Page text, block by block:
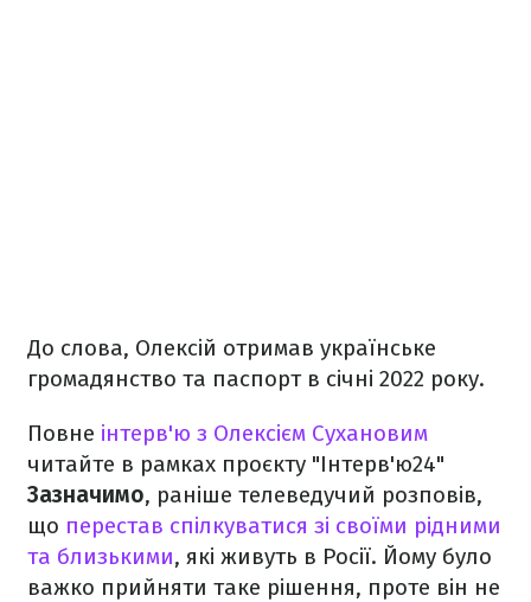
До слова, Олексій отримав українське
громадянство та паспорт в січні 2022 року.
Повне інтерв'ю з Олексієм Сухановим
читайте в рамках проєкту "Інтерв'ю24"
Зазначимо, раніше телеведучий розповів,
що перестав спілкуватися зі своїми рідними
та близькими, які живуть в Росії. Йому було
важко прийняти таке рішення, проте він не